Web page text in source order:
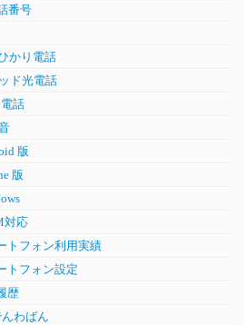
番号
かり電話
ド光電話
話
版
版
対応
トフォン利用実績
トフォン設定
歴
わばん